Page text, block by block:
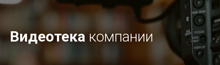
Видеотека компании